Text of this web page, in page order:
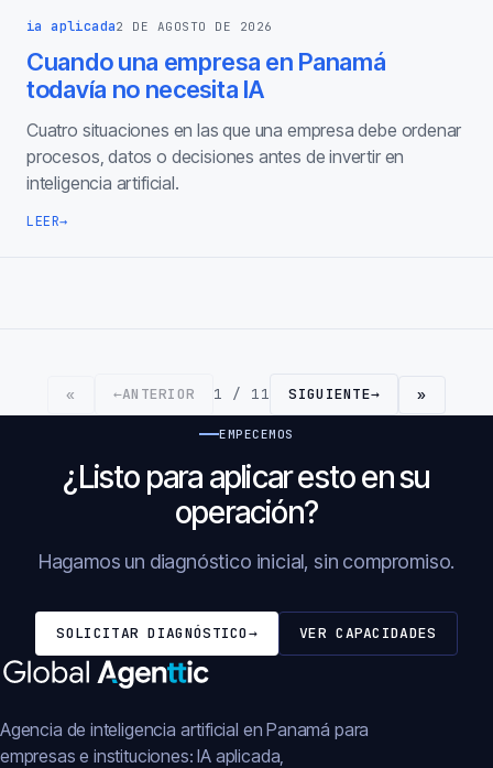
ia aplicada2 DE AGOSTO DE 2026
Cuando una empresa en Panamá
todavía no necesita IA
Cuatro situaciones en las que una empresa debe ordenar
procesos, datos o decisiones antes de invertir en
inteligencia artificial.
LEER→
« ←ANTERIOR 1 / 11 SIGUIENTE→ »
EMPECEMOS
¿Listo para aplicar esto en su
operación?
Hagamos un diagnóstico inicial, sin compromiso.
SOLICITAR DIAGNÓSTICO→ VER CAPACIDADES
Agencia de inteligencia artificial en Panamá para
empresas e instituciones: IA aplicada,